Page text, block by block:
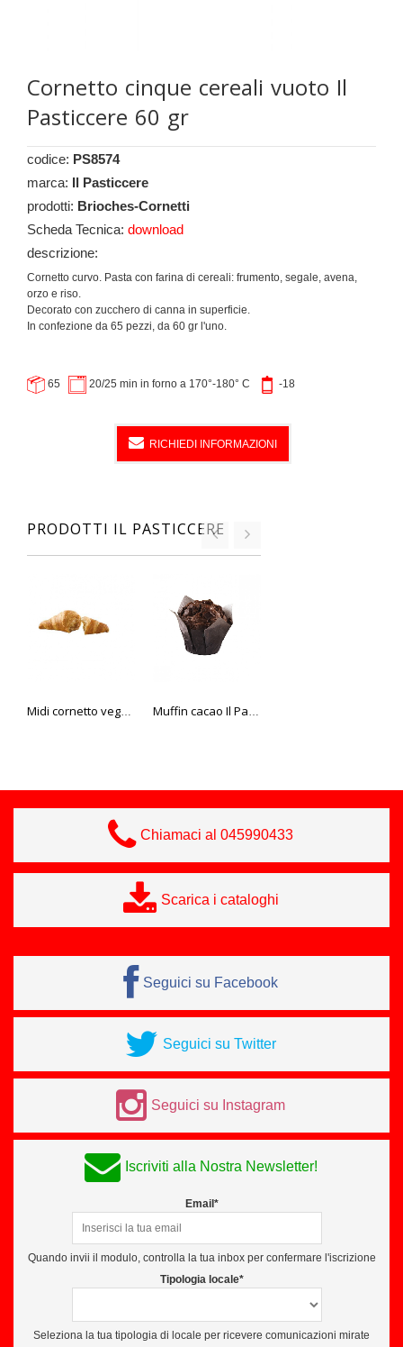
Cornetto cinque cereali vuoto Il
Pasticcere 60 gr
codice: PS8574
marca: Il Pasticcere
prodotti: Brioches-Cornetti
Scheda Tecnica: download
descrizione:
Cornetto curvo. Pasta con farina di cereali: frumento, segale, avena,
orzo e riso.
Decorato con zucchero di canna in superficie.
In confezione da 65 pezzi, da 60 gr l'uno.
65 20/25 min in forno a 170°-180° C -18
RICHIEDI INFORMAZIONI
PRODOTTI IL PASTICCERE
Midi cornetto vegano 40 gr Muffin cacao Il Pasticcere 90 gr
Chiamaci al 045990433
Scarica i cataloghi
Seguici su Facebook
Seguici su Twitter
Seguici su Instagram
Iscriviti alla Nostra Newsletter!
Email*
Quando invii il modulo, controlla la tua inbox per confermare l'iscrizione
Tipologia locale*
Seleziona la tua tipologia di locale per ricevere comunicazioni mirate